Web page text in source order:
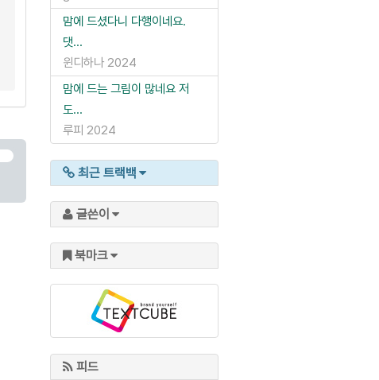
맘에 드셨다니 다행이네요.
댓...
윈디하나 2024
맘에 드는 그림이 많네요 저
도...
루피 2024
최근 트랙백
글쓴이
북마크
피드